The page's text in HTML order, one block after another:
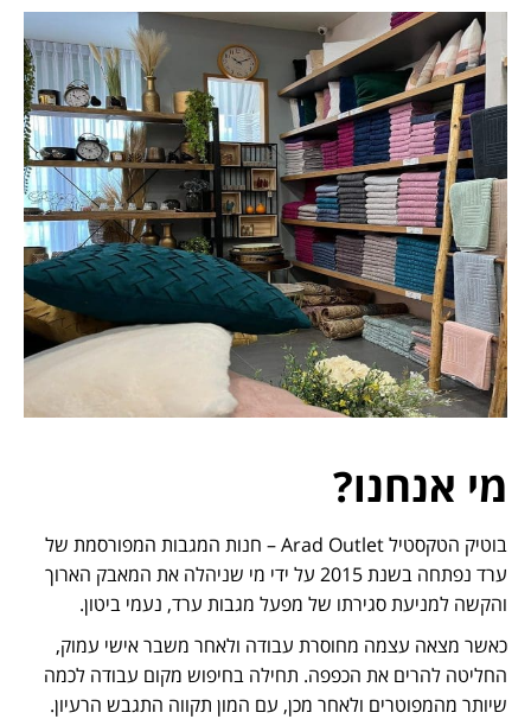
מי אנחנו?
בוטיק הטקסטיל Arad Outlet – חנות המגבות המפורסמת של
ערד נפתחה בשנת 2015 על ידי מי שניהלה את המאבק הארוך
והקשה למניעת סגירתו של מפעל מגבות ערד, נעמי ביטון.
כאשר מצאה עצמה מחוסרת עבודה ולאחר משבר אישי עמוק,
החליטה להרים את הכפפה. תחילה בחיפוש מקום עבודה לכמה
שיותר מהמפוטרים ולאחר מכן, עם המון תקווה התגבש הרעיון.